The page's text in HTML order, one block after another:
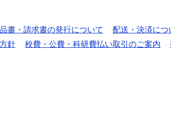
書・請求書の発行について 配送・決済につ
針 校費・公費・科研費払い取引のご案内